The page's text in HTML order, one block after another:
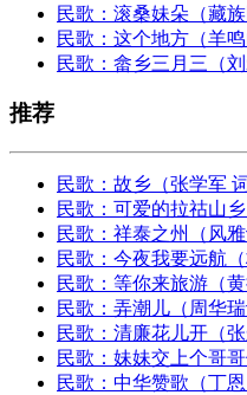
民歌：滚桑妹朵（藏
民歌：这个地方（羊鸣
民歌：畲乡三月三（
推荐
民歌：故乡（张学军 词
民歌：可爱的拉祜山
民歌：祥泰之州（风雅
民歌：今夜我要远航
民歌：等你来旅游（
民歌：弄潮儿（周华瑞
民歌：清廉花儿开（
民歌：妹妹交上个哥
民歌：中华赞歌（丁恩